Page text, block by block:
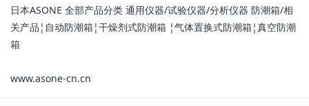
日本ASONE 全部产品分类 通用仪器/试验仪器/分析仪器 防潮箱/相
关产品¦自动防潮箱¦干燥剂式防潮箱 ¦气体置换式防潮箱¦真空防潮
箱
www.asone-cn.cn